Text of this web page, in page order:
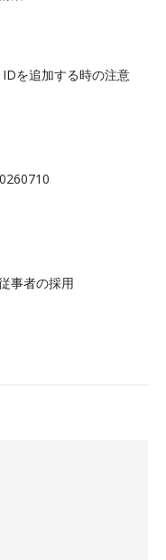
を追加する時の注意
事者の採用